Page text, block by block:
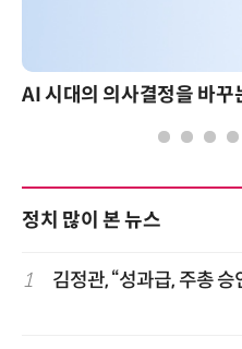
정치 많이 본 뉴스
1 김정관, “성과급, 주총